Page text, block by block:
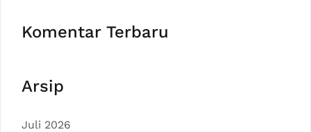
Komentar Terbaru
Arsip
Juli 2026